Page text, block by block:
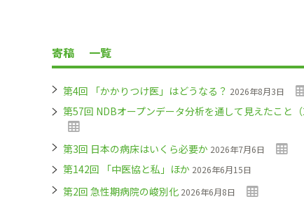
寄稿 一覧
第4回 「かかりつけ医」はどうなる？ 2026年8月3日
第57回 NDBオープンデータ分析を通して見えたこ
第3回 日本の病床はいくら必要か 2026年7月6日
第142回 「中医協と私」ほか 2026年6月15日
第2回 急性期病院の峻別化 2026年6月8日